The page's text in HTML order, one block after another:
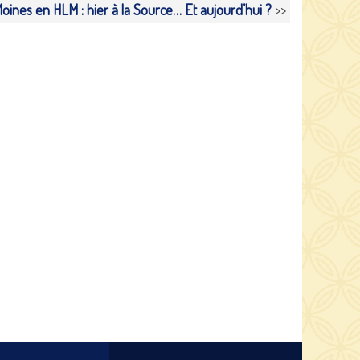
en HLM : hier à la Source… Et aujourd’hui ? >>